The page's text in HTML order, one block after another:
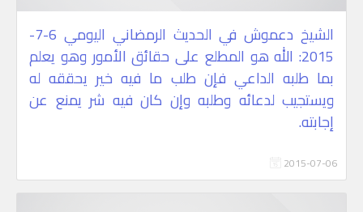
الشيخ دعموش في الحديث الرمضاني اليومي 6-7-
2015: الله هو المطلع على حقائق الأمور وهو يعلم
بما طلبه الداعي فإن طلب ما فيه خير يحققه له
ويستجيب لدعائه وطلبه وإن كان فيه شر يمنع عن
إجابته.
2015-07-06